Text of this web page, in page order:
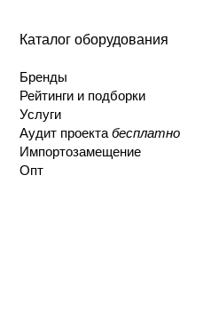
Каталог оборудования
Бренды
Рейтинги и подборки
Услуги
Аудит проекта бесплатно
Импортозамещение
Опт